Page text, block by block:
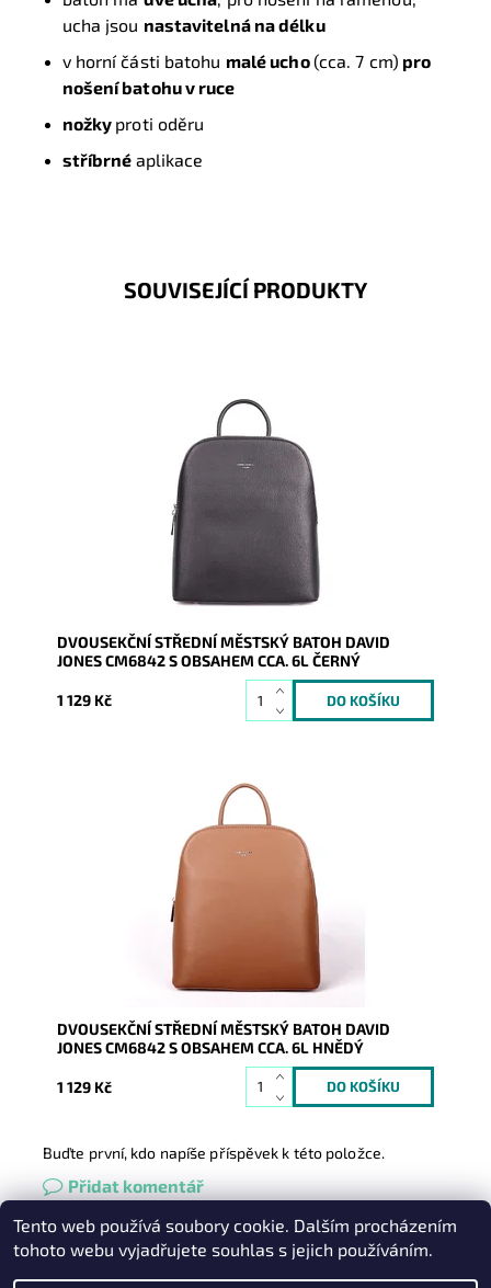
ucha jsou nastavitelná na délku
v horní části batohu malé ucho(cca. 7 cm) pro
nošení batohu v ruce
nožky proti oděru
stříbrné aplikace
SOUVISEJÍCÍ PRODUKTY
Dvousekční městský batůžek značky David Jones na
pomezí malé a střední velikosti vyrobený z hladké
Skladem
19940
David Jones Paris
2 roky
DVOUSEKČNÍ STŘEDNÍ MĚSTSKÝ BATOH DAVID
JONES CM6842 S OBSAHEM CCA. 6L ČERNÝ
1 129 Kč
Dvousekční městský batůžek značky David Jones na
pomezí malé a střední velikosti vyrobený z hladké
Skladem
19942
David Jones Paris
2 roky
DVOUSEKČNÍ STŘEDNÍ MĚSTSKÝ BATOH DAVID
JONES CM6842 S OBSAHEM CCA. 6L HNĚDÝ
1 129 Kč
Buďte první, kdo napíše příspěvek k této položce.
Přidat komentář
Heureka.cz | Zboží.cz Oázakabelek
Tento web používá soubory cookie. Dalším procházením
tohoto webu vyjadřujete souhlas s jejich používáním.